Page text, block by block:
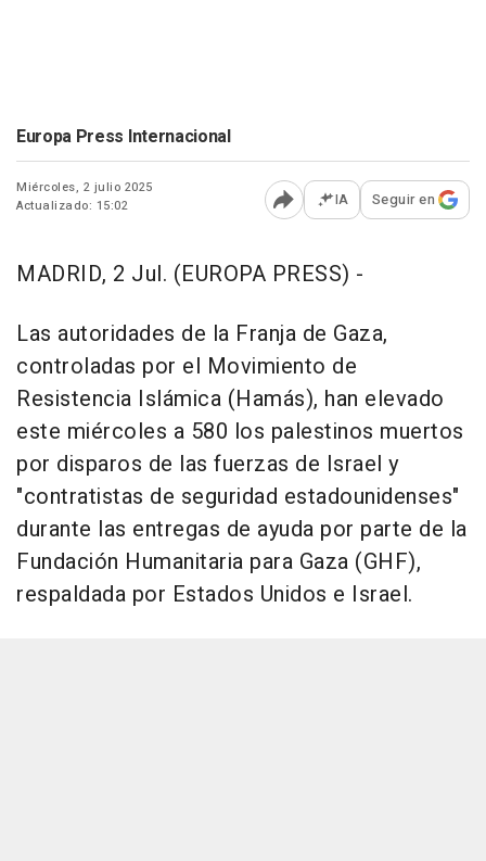
Europa Press Internacional
Miércoles, 2 julio 2025
Actualizado: 15:02
Abrir opciones para
IA Seguir en
MADRID, 2 Jul. (EUROPA PRESS) -
Las autoridades de la Franja de Gaza,
controladas por el Movimiento de
Resistencia Islámica (Hamás), han elevado
este miércoles a 580 los palestinos muertos
por disparos de las fuerzas de Israel y
"contratistas de seguridad estadounidenses"
durante las entregas de ayuda por parte de la
Fundación Humanitaria para Gaza (GHF),
respaldada por Estados Unidos e Israel.